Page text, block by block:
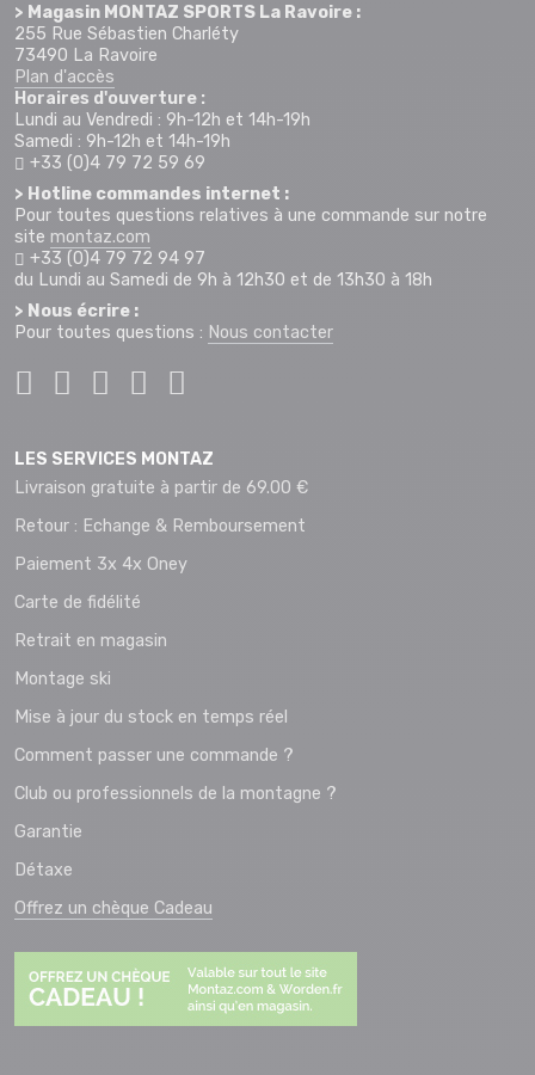
> Magasin MONTAZ SPORTS La Ravoire :
255 Rue Sébastien Charléty
73490 La Ravoire
Plan d'accès
Horaires d'ouverture :
Lundi au Vendredi : 9h-12h et 14h-19h
Samedi : 9h-12h et 14h-19h
+33 (0)4 79 72 59 69
> Hotline commandes internet :
Pour toutes questions relatives à une commande sur notre
site montaz.com
+33 (0)4 79 72 94 97
du Lundi au Samedi de 9h à 12h30 et de 13h30 à 18h
> Nous écrire :
Pour toutes questions : Nous contacter
LES SERVICES MONTAZ
Livraison gratuite à partir de 69.00 €
Retour : Echange & Remboursement
Paiement 3x 4x Oney
Carte de fidélité
Retrait en magasin
Montage ski
Mise à jour du stock en temps réel
Comment passer une commande ?
Club ou professionnels de la montagne ?
Garantie
Détaxe
Offrez un chèque Cadeau